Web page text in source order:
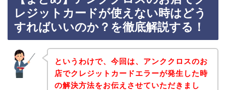
レジットカードが使えない時はどう
すればいいのか？を徹底解説する！
というわけで、今回は、アンククロスのお
店でクレジットカードエラーが発生した時
の解決方法をお伝えさせていただきまし